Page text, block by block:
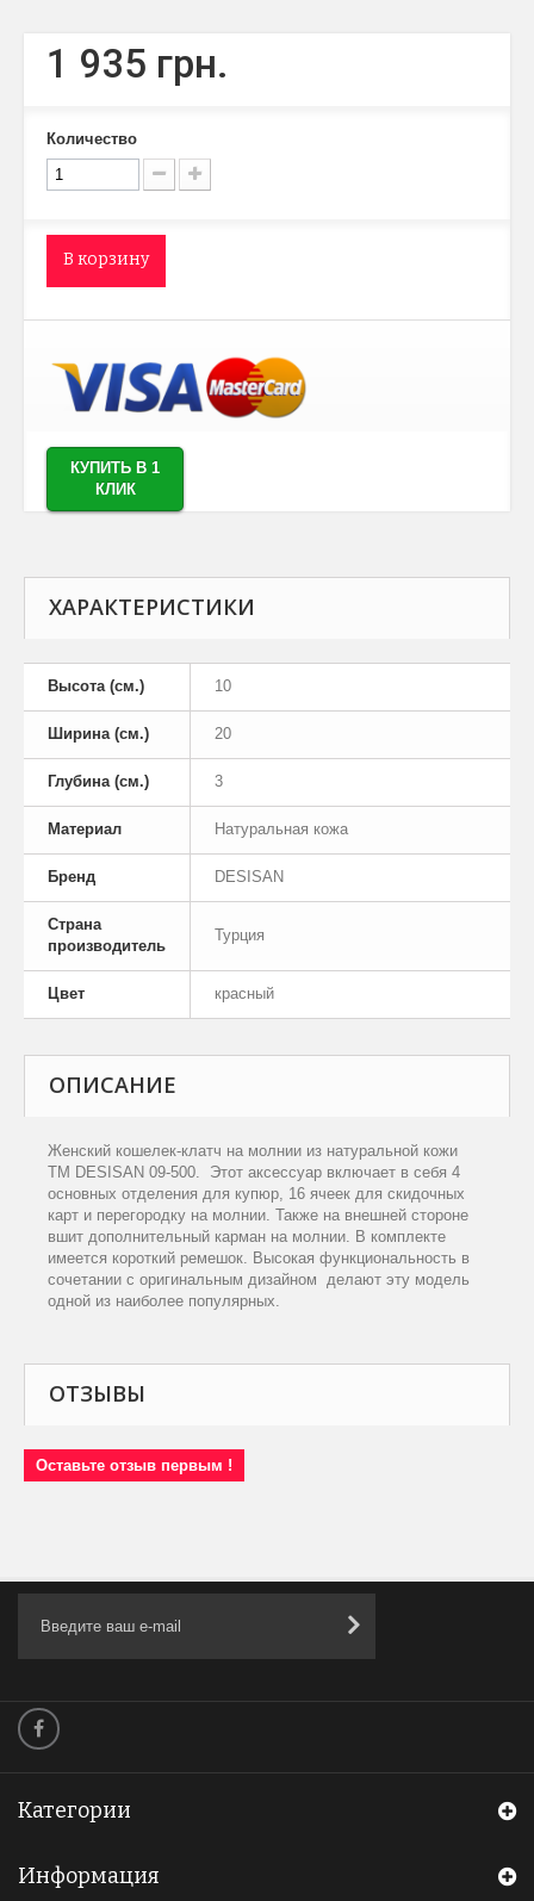
1 935 грн.
Количество
В корзину
КУПИТЬ В 1
КЛИК
ХАРАКТЕРИСТИКИ
Высота (см.) 10
Ширина (см.) 20
Глубина (см.) 3
Материал Натуральная кожа
Бренд DESISAN
Страна
производитель
Турция
Цвет красный
ОПИСАНИЕ
Женский кошелек-клатч на молнии из натуральной кожи
ТМ DESISAN 09-500. Этот аксессуар включает в себя 4
основных отделения для купюр, 16 ячеек для скидочных
карт и перегородку на молнии. Также на внешней стороне
вшит дополнительный карман на молнии. В комплекте
имеется короткий ремешок. Высокая функциональность в
сочетании с оригинальным дизайном делают эту модель
одной из наиболее популярных.
ОТЗЫВЫ
Оставьте отзыв первым !
Категории
Информация